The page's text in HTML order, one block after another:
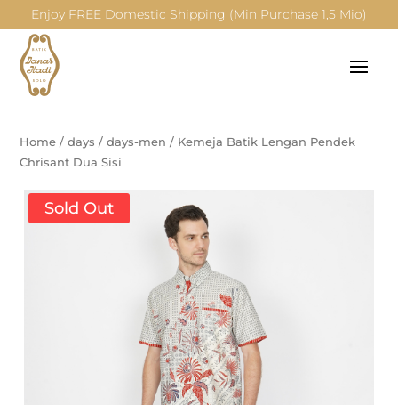
Enjoy FREE Domestic Shipping (Min Purchase 1,5 Mio)
Home /days /days-men / Kemeja Batik Lengan Pendek
Chrisant Dua Sisi
Sold Out